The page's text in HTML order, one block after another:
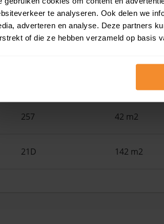
te analyseren. Ook delen we
adverteren en analyse. Deze partners
of die ze hebben verzameld op basis
1457 110 m2
257 42 m2
21D 142 m2